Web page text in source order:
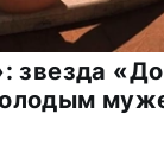
звезда